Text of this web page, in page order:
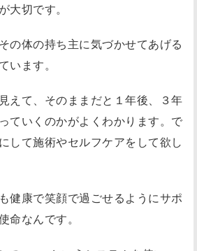
大切です。
の体の持ち主に気づかせてあげる
います。
えて、そのままだと１年後、３年
ていくのかがよくわかります。で
して施術やセルフケアをして欲し
健康で笑顔で過ごせるようにサポ
命なんです。